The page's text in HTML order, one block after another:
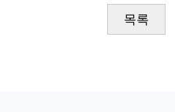
목록